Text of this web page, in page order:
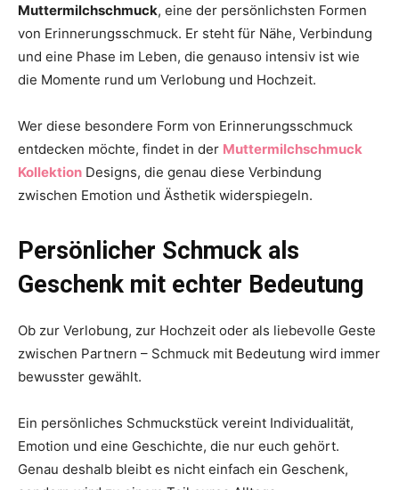
Muttermilchschmuck, eine der persönlichsten Formen
von Erinnerungsschmuck. Er steht für Nähe, Verbindung
und eine Phase im Leben, die genauso intensiv ist wie
die Momente rund um Verlobung und Hochzeit.
Wer diese besondere Form von Erinnerungsschmuck
entdecken möchte, findet in der Muttermilchschmuck
Kollektion Designs, die genau diese Verbindung
zwischen Emotion und Ästhetik widerspiegeln.
Persönlicher Schmuck als
Geschenk mit echter Bedeutung
Ob zur Verlobung, zur Hochzeit oder als liebevolle Geste
zwischen Partnern – Schmuck mit Bedeutung wird immer
bewusster gewählt.
Ein persönliches Schmuckstück vereint Individualität,
Emotion und eine Geschichte, die nur euch gehört.
Genau deshalb bleibt es nicht einfach ein Geschenk,